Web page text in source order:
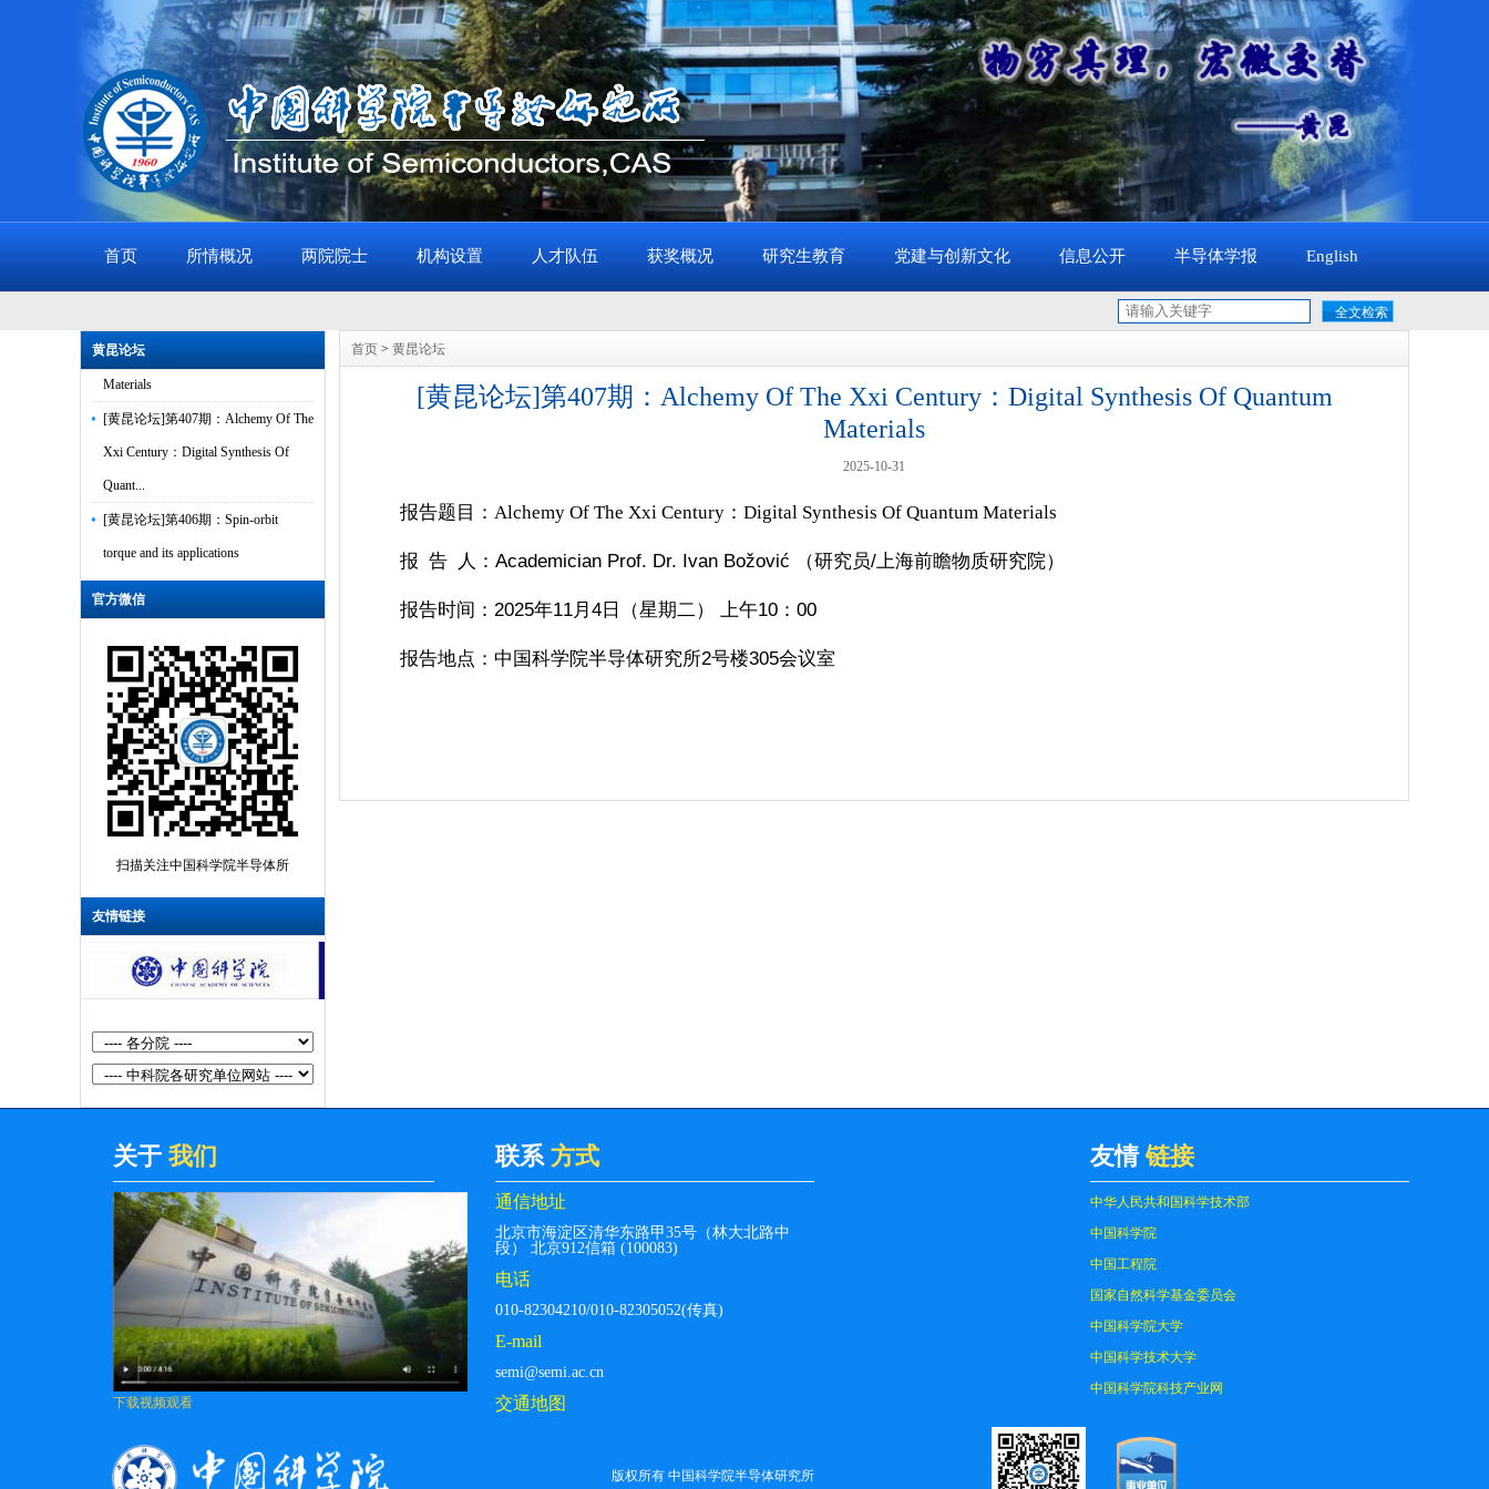
首页 所情概况 两院院士 机构设置 人才队伍 获奖概况 研究生教育 党建与创新文化 信息公开 半导体学报 English
黄昆论坛
of Excitons in Two-Dimensional
Materials
[黄昆论坛]第407期：Alchemy Of The
Xxi Century：Digital Synthesis Of
Quant...
[黄昆论坛]第406期：Spin-orbit
torque and its applications
[黄昆论坛]第405期：Current Status
Semico...
[黄昆论坛]第404期：表面电子显微
镜及其在二维材料中的应用
[黄昆论坛]第403期：Ultrafast
intersubband relaxation in III-V
semiconduct...
Align...
Silicon Photonics for Sensing,
[黄昆论坛]第400期：硅光平台技术
及应用
的孤子光频梳和量子光频梳
[黄昆论坛]第408期：Cavity Control
of Excitons in Two-Dimensional
Materials
[黄昆论坛]第407期：Alchemy Of The
Xxi Century：Digital Synthesis Of
Quant...
[黄昆论坛]第406期：Spin-orbit
[黄昆论坛]第405期：Current Status
官方微信
扫描关注中国科学院半导体所
友情链接
首页 > 黄昆论坛
[黄昆论坛]第407期：Alchemy Of The Xxi Century：Digital Synthesis Of Quantum
Materials
2025-10-31
报告题目： Alchemy Of The Xxi Century：Digital Synthesis Of Quantum Materials
报 告 人： Academician Prof. Dr. Ivan Božović （研究员/上海前瞻物质研究院）
报告时间：2025年11月4日（星期二） 上午10：00
报告地点： 中国科学院半导体研究所2号楼305会议室
关于 我们
下载视频观看
联系 方式
通信地址
北京市海淀区清华东路甲35号（林大北路中
段） 北京912信箱 (100083)
电话
010-82304210/010-82305052(传真)
E-mail
semi@semi.ac.cn
交通地图
友情 链接
中华人民共和国科学技术部
中国科学院
中国工程院
国家自然科学基金委员会
中国科学院大学
中国科学技术大学
中国科学院科技产业网
版权所有 中国科学院半导体研究所